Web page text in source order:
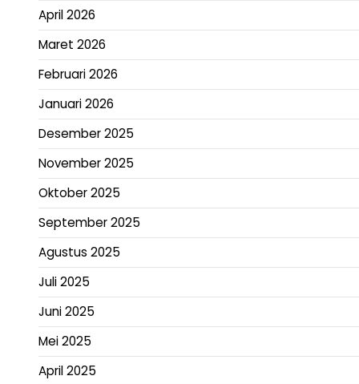
April 2026
Maret 2026
Februari 2026
Januari 2026
Desember 2025
November 2025
Oktober 2025
September 2025
Agustus 2025
Juli 2025
Juni 2025
Mei 2025
April 2025